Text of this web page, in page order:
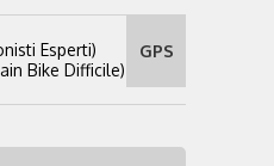
Esperti)
Bike Difficile)
GPS